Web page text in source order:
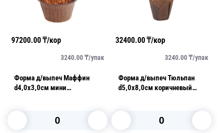
97200.00₸/кор
3240.00₸/упак
Форма д/выпеч Маффин
d4,0х3,0см мини
32400.00₸/кор
3240.00₸/упак
Форма д/выпеч Тюльпан
d5,0х8,0см коричневый